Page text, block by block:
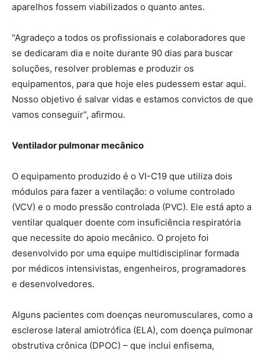
aparelhos fossem viabilizados o quanto antes.
“Agradeço a todos os profissionais e colaboradores que
se dedicaram dia e noite durante 90 dias para buscar
soluções, resolver problemas e produzir os
equipamentos, para que hoje eles pudessem estar aqui.
Nosso objetivo é salvar vidas e estamos convictos de que
vamos conseguir”, afirmou.
Ventilador pulmonar mecânico
O equipamento produzido é o VI-C19 que utiliza dois
módulos para fazer a ventilação: o volume controlado
(VCV) e o modo pressão controlada (PVC). Ele está apto a
ventilar qualquer doente com insuficiência respiratória
que necessite do apoio mecânico. O projeto foi
desenvolvido por uma equipe multidisciplinar formada
por médicos intensivistas, engenheiros, programadores
e desenvolvedores.
Alguns pacientes com doenças neuromusculares, como a
esclerose lateral amiotrófica (ELA), com doença pulmonar
obstrutiva crônica (DPOC) – que inclui enfisema,